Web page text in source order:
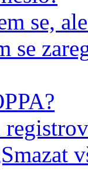
se,
se